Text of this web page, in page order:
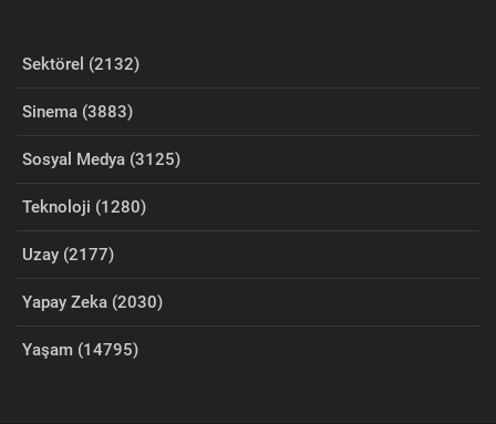
Sektörel (2132)
Sinema (3883)
Sosyal Medya (3125)
Teknoloji (1280)
Uzay (2177)
Yapay Zeka (2030)
Yaşam (14795)